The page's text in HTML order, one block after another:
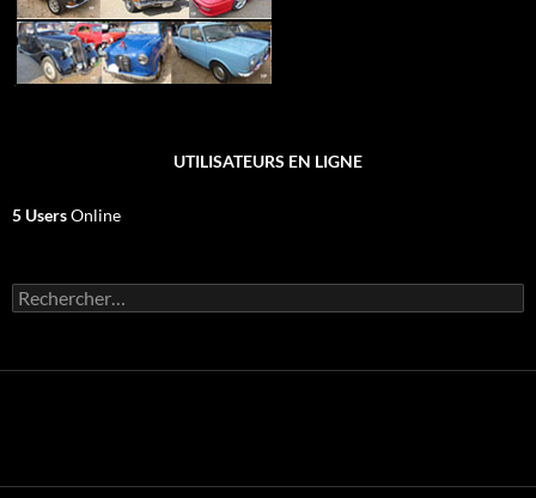
UTILISATEURS EN LIGNE
5 UsersOnline
Rechercher :